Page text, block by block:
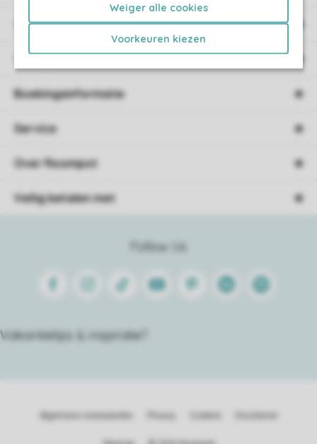
Weiger alle cookies
Voorkeuren kiezen
Vakantieverblijf
Verblijf
Follow Us
FacebookInstagram
Tiktok Youtube PinterestLinkedinSpotify
Vakantietips & inspiratie?
Boekingsinformatie
Service
Over Roompot
Veilig betalen met